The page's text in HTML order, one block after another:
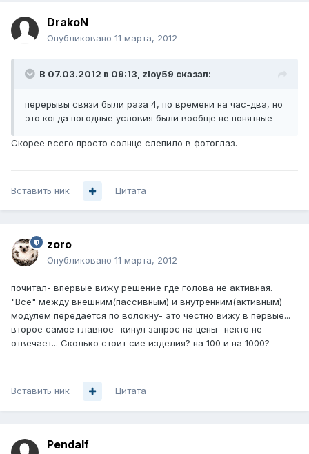
DrakoN
Опубликовано 11 марта, 2012
В 07.03.2012 в 09:13, zloy59 сказал:
перерывы связи были раза 4, по времени на час-два, но
это когда погодные условия были вообще не понятные
Скорее всего просто солнце слепило в фотоглаз.
Вставить ник Цитата
zoro
Опубликовано 11 марта, 2012
почитал- впервые вижу решение где голова не активная.
"Все" между внешним(пассивным) и внутренним(активным)
модулем передается по волокну- это честно вижу в первые...
второе самое главное- кинул запрос на цены- некто не
отвечает... Сколько стоит сие изделия? на 100 и на 1000?
Вставить ник Цитата
Pendalf